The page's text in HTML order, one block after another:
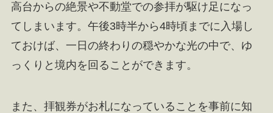
高台からの絶景や不動堂での参拝が駆け足になっ
てしまいます。午後3時半から4時頃までに入場し
ておけば、一日の終わりの穏やかな光の中で、ゆ
っくりと境内を回ることができます。
また、拝観券がお札になっていることを事前に知